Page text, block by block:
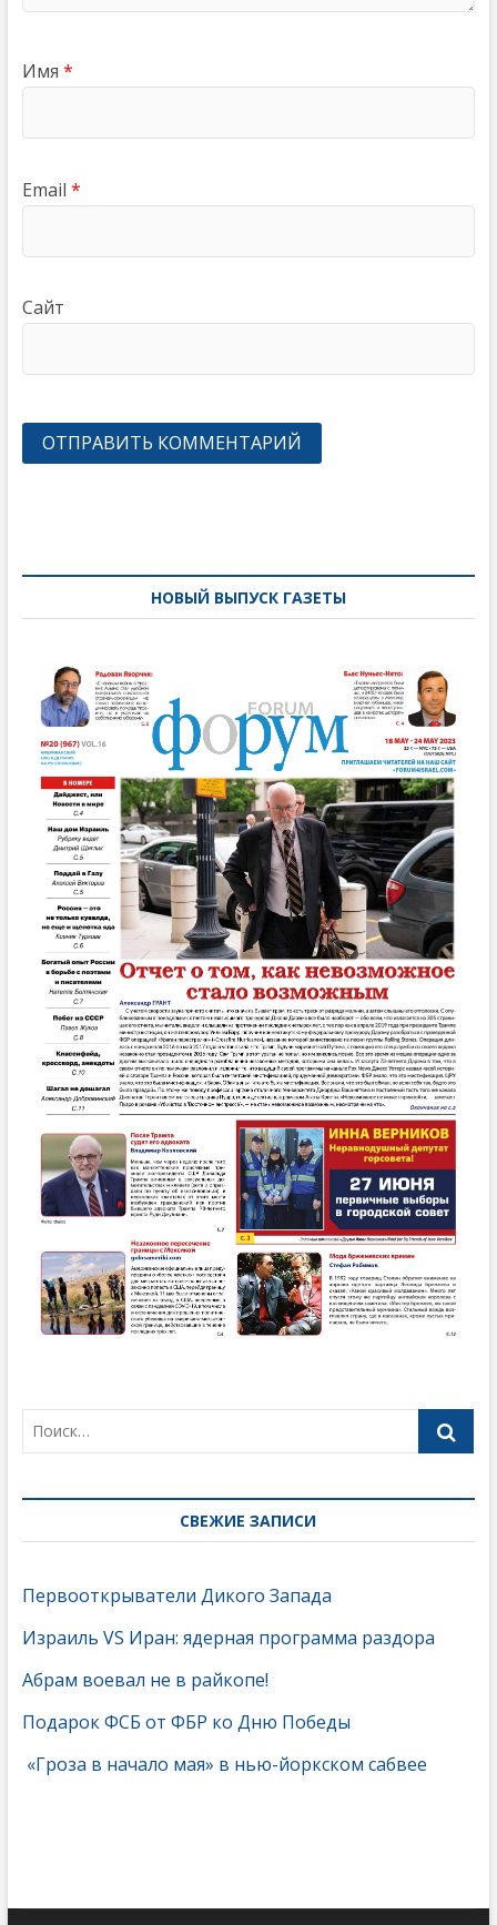
Имя *
Email *
Сайт
записямНОВЫЙ ВЫПУСК ГАЗЕТЫ
СВЕЖИЕ ЗАПИСИ
Первооткрыватели Дикого Запада
Израиль VS Иран: ядерная программа раздора
Абрам воевал не в райкопе!
Подарок ФСБ от ФБР ко Дню Победы
«Гроза в начало мая» в нью-йоркском сабвее